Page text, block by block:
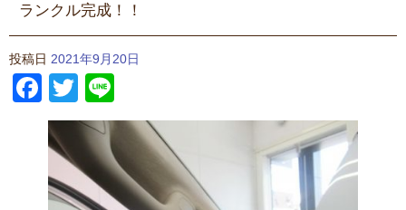
ランクル完成！！
投稿日 2021年9月20日
Facebook
Twitter